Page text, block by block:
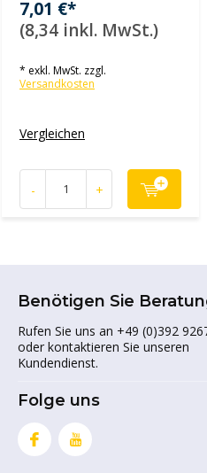
7,01 €*
(8,34 inkl. MwSt.)
* exkl. MwSt. zzgl.
Versandkosten
Vergleichen
- +
Benötigen Sie
Rufen Sie uns an +49 (0)392
oder kontaktieren Sie unseren
Kundendienst.
Folge uns